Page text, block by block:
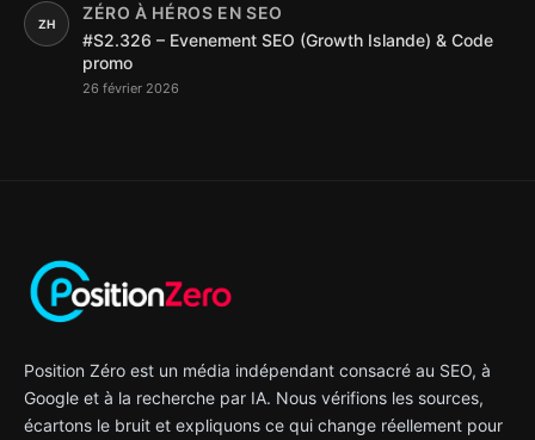
ZH
ZÉRO À HÉROS EN SEO
#S2.326 – Evenement SEO (Growth Islande) & Code
promo
26 février 2026
Position Zéro est un média indépendant consacré au SEO, à
Google et à la recherche par IA. Nous vérifions les sources,
écartons le bruit et expliquons ce qui change réellement pour